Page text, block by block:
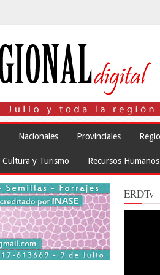
Nacionales Provinciales
Cultura y Turismo Recursos Humanos
ERDTv